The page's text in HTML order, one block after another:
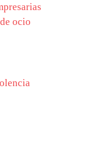
ocio